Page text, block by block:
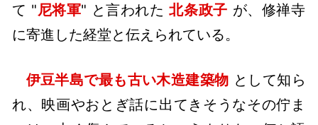
て "尼将軍" と言われた北条政子 が、修禅寺
に寄進した経堂と伝えられている。
伊豆半島で最も古い木造建築物 として知ら
れ、映画やおとぎ話に出てきそうなその佇ま